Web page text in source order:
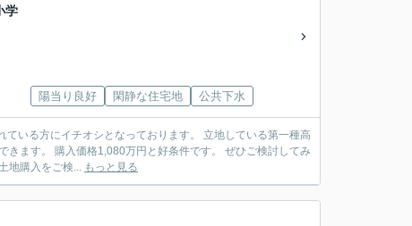
学
陽当り良好 閑静な住宅地 公共下水
いる方にイチオシとなっております。 立地している第一種高
きます。 購入価格1,080万円と好条件です。 ぜひご検討してみ
地購入をご検... もっと見る